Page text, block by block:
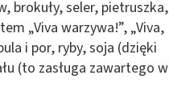
brokuły, seler, pietruszka,
„Viva warzywa!”, „Viva,
i por, ryby, soja (dzięki
(to zasługa zawartego w